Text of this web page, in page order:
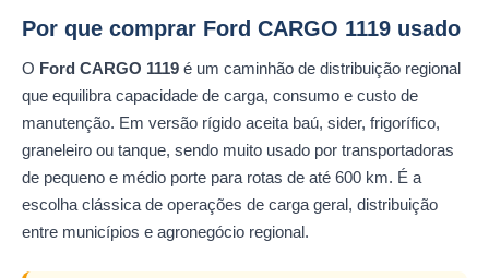
Por que comprar Ford CARGO 1119 usado
O Ford CARGO 1119 é um caminhão de distribuição regional
que equilibra capacidade de carga, consumo e custo de
manutenção. Em versão rígido aceita baú, sider, frigorífico,
graneleiro ou tanque, sendo muito usado por transportadoras
de pequeno e médio porte para rotas de até 600 km. É a
escolha clássica de operações de carga geral, distribuição
entre municípios e agronegócio regional.